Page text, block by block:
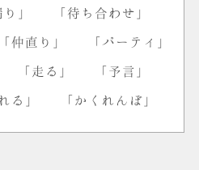
り」 「待ち合わせ」
「仲直り」 「パーティ」
「走る」 「予言」
る」 「かくれんぼ」